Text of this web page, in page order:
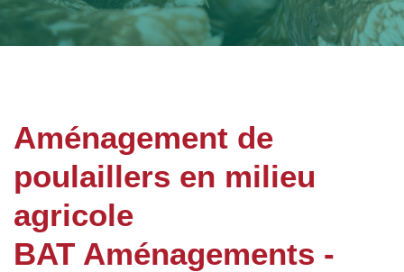
Aménagement de
poulaillers en milieu
agricole
BAT Aménagements -